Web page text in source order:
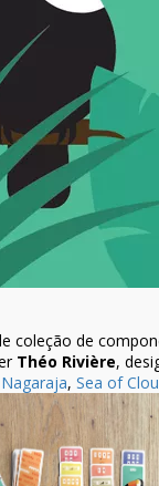
coleção de
Théo Rivière,
Nagaraja, Sea of